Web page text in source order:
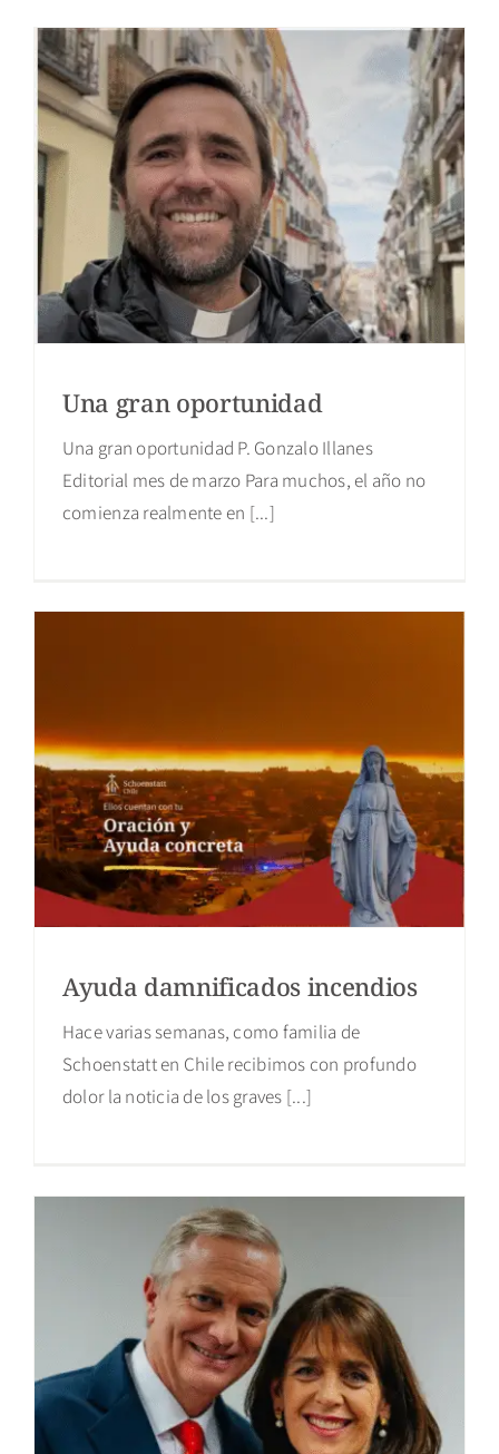
Una gran oportunidad
Una gran oportunidad P. Gonzalo Illanes
Editorial mes de marzo Para muchos, el año no
comienza realmente en [...]
Ayuda damnificados incendios
Hace varias semanas, como familia de
Schoenstatt en Chile recibimos con profundo
dolor la noticia de los graves [...]